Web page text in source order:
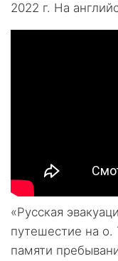
2022 г. На
«Русская
путешестие на
памяти